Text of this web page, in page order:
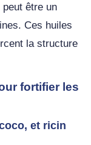
peut être un
Ces huiles
la structure
fortifier les
et ricin